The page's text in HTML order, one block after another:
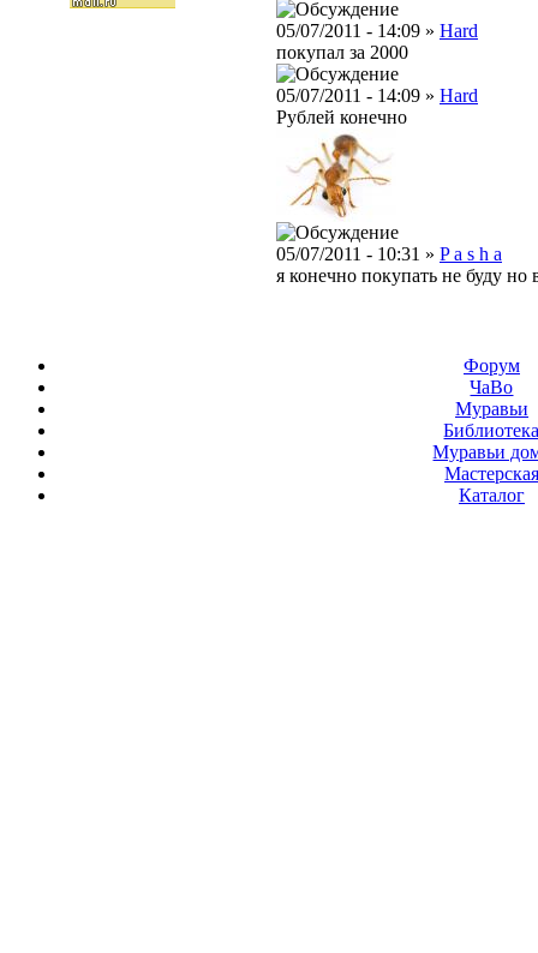
05/07/2011 - 14:09 » Hard
покупал за 2000
05/07/2011 - 14:09 » Hard
Рублей конечно
05/07/2011 - 10:31 » P a s h a
я конечно покупать не буду но
Форум
ЧаВо
Муравьи
Муравьи
Мастерская
Каталог